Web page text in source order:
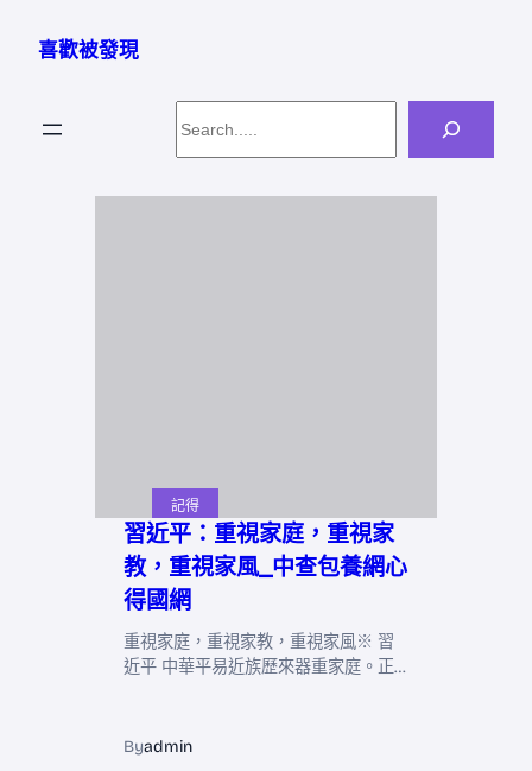
喜歡被發現
記得
習近平：重視家庭，重視家
教，重視家風_中查包養網心
得國網
重視家庭，重視家教，重視家風※ 習
近平 中華平易近族歷來器重家庭。正…
Byadmin